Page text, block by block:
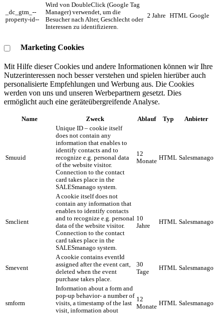
_dc_gtm_--
property-id--
Wird von DoubleClick (Google Tag
Manager) verwendet, um die
Besucher nach Alter, Geschlecht oder
Interessen zu identifizieren.
2 Jahre HTML Google
Marketing Cookies
Mit Hilfe dieser Cookies und andere Informationen können wir Ihre
Nutzerinteressen noch besser verstehen und spielen hierüber auch
personalisierte Empfehlungen und Werbung aus. ​Die Cookies
werden von uns und unseren Werbepartnern gesetzt. Dies
ermöglicht auch eine geräteübergreifende Analyse.
Name Zweck Ablauf Typ Anbieter
Smuuid
Unique ID – cookie itself
does not contain any
information that enables to
identify contacts and to
recognize e.g. personal data
of the website visitor.
Connection to the contact
card takes place in the
SALESmanago system.
12
Monate HTML Salesmanago
Smclient
A cookie itself does not
contain any information that
enables to identify contacts
and to recognize e.g. personal
data of the website visitor.
Connection to the contact
card takes place in the
SALESmanago system.
10
Jahre
HTML Salesmanago
Smevent
A cookie contains eventId
assigned after the event cart,
deleted when the event
purchase takes place.
30
Tage
HTML Salesmanago
smform
Information about a form and
pop-up behavior- a number of
visits, a timestamp of the last
visit, information about
12
Monate HTML Salesmanago